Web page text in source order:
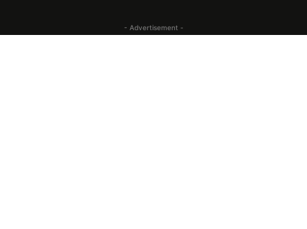
- Advertisement -